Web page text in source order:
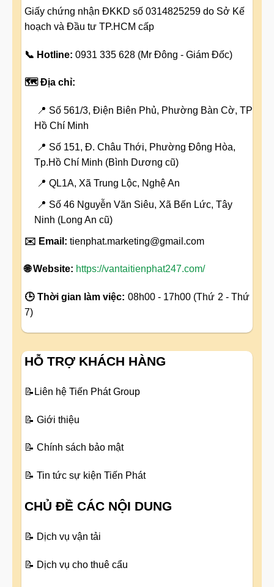
Giấy chứng nhận ĐKKD số 0314825259 do Sở Kế
hoạch và Đầu tư TP.HCM cấp
📞 Hotline: 0931 335 628 (Mr Đông - Giám Đốc)
🗺️ Địa chỉ:
📍 Số 561/3, Điện Biên Phủ, Phường Bàn Cờ, TP
Hồ Chí Minh
📍 Số 151, Đ. Châu Thới, Phường Đông Hòa,
Tp.Hồ Chí Minh (Bình Dương cũ)
📍 QL1A, Xã Trung Lộc, Nghệ An
📍 Số 46 Nguyễn Văn Siêu, Xã Bến Lức, Tây
Ninh (Long An cũ)
✉️ Email: tienphat.marketing@gmail.com
🌐 Website: https://vantaitienphat247.com/
🕒 Thời gian làm việc: 08h00 - 17h00 (Thứ 2 - Thứ
7)
HỖ TRỢ KHÁCH HÀNG
📝 Liên hệ Tiến Phát Group
📝 Giới thiệu
📝 Chính sách bảo mật
📝 Tin tức sự kiện Tiến Phát
CHỦ ĐỀ CÁC NỘI DUNG
📝 Dịch vụ vận tải
📝 Dịch vụ cho thuê cẩu